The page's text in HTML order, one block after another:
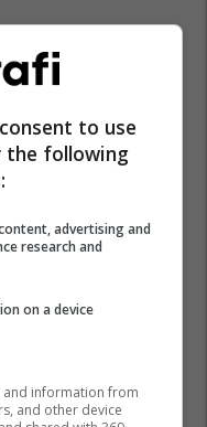
to use
the following
advertising and
research and
on a device
information from
and other device